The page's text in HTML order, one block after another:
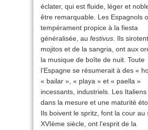
éclater, qui est fluide, léger et
être remarquable. Les Espagnols
tempérament propice à la fiesta
généralisée, au festivus . Ils
mojitos et de la sangria, ont aux
la musique de boîte de nuit. Toute
l’Espagne se résumerait à des «
« bailar », « playa » et « paella »
incessants, industriels. Les
dans la mesure et une maturité
Ils boivent le spritz, font la cour au
XVIème siècle, ont l’esprit de la